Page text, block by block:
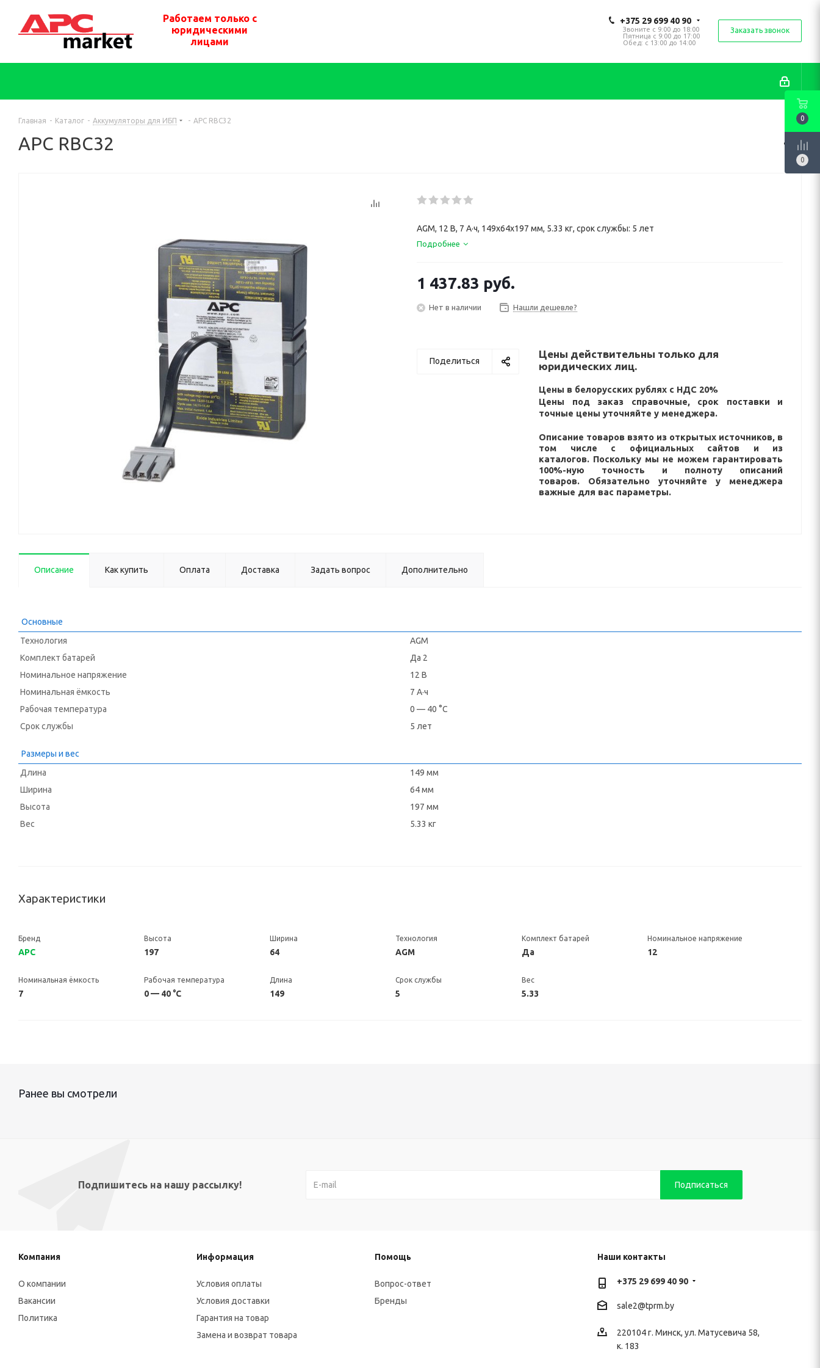
Работаем только с
юридическими
лицами
+375 29 699 40 90
Звоните с 9:00 до 18:00
Пятница с 9:00 до 17:00
Обед: с 13:00 до 14:00
Заказать звонок
Главная - Каталог - Аккумуляторы для ИБП - APC RBC32
APC RBC32
AGM, 12 В, 7 А·ч, 149x64x197 мм, 5.33 кг, срок службы: 5 лет
Подробнее
1 437.83 руб.
Нет в наличии Нашли дешевле?
Поделиться
Цены действительны только для
юридических лиц.
Цены в белорусских рублях с НДС 20%
Цены под заказ справочные, срок поставки и
точные цены уточняйте у менеджера.
Описание товаров взято из открытых источников, в
том числе с официальных сайтов и из
каталогов. Поскольку мы не можем гарантировать
100%-ную точность и полноту описаний
товаров. Обязательно уточняйте у менеджера
важные для вас параметры.
Описание Как купить Оплата Доставка Задать вопрос Дополнительно
Основные
Технология
AGM
Комплект батарей
Да 2
Номинальное напряжение
12 В
Номинальная ёмкость
7 А·ч
Рабочая температура
0 — 40 °C
Срок службы
5 лет
Размеры и вес
Длина
149 мм
Ширина
64 мм
Высота
197 мм
Вес
5.33 кг
Характеристики
Бренд
APC
Высота
197
Ширина
64
Технология
AGM
Комплект батарей
Да
Номинальное напряжение
12
Номинальная ёмкость
7
Рабочая температура
0 — 40 °C
Длина
149
Срок службы
5
Вес
5.33
Ранее вы смотрели
Подпишитесь на нашу рассылку!
Компания
О компании
Вакансии
Политика
Информация
Условия оплаты
Условия доставки
Гарантия на товар
Замена и возврат товара
Помощь
Вопрос-ответ
Бренды
Наши контакты
+375 29 699 40 90
sale2@tprm.by
220104 г. Минск, ул. Матусевича 58,
к. 183
0
0